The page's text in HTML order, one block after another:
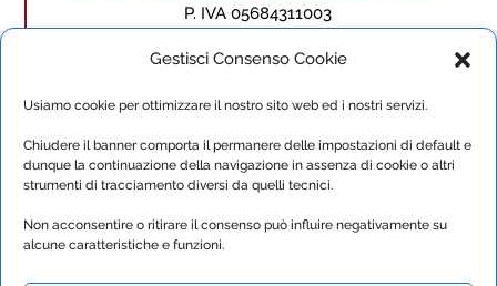
Gestisci Consenso Cookie
Usiamo cookie per ottimizzare il nostro sito web ed i nostri servizi.
Chiudere il banner comporta il permanere delle impostazioni di default e
dunque la continuazione della navigazione in assenza di cookie o altri
strumenti di tracciamento diversi da quelli tecnici.
Non acconsentire o ritirare il consenso può influire negativamente su
alcune caratteristiche e funzioni.
P. IVA 05684311003
Privacy Policy – Cookie Policy
Via Varrone, 9 – 00193
E-mailstudio@vannicellicinquemani.it
Sede di Rovereto